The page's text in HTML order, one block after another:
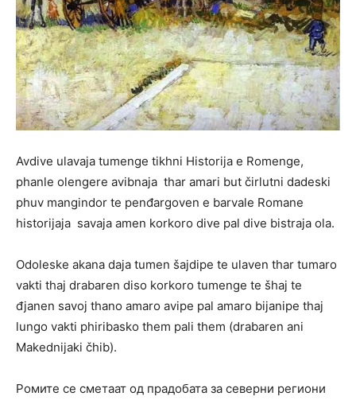
Avdive ulavaja tumenge tikhni Historija e Romenge,
phanle olengere avibnaja thar amari but čirlutni dadeski
phuv mangindor te penđargoven e barvale Romane
historijaja savaja amen korkoro dive pal dive bistraja ola.
Odoleske akana daja tumen šajdipe te ulaven thar tumaro
vakti thaj drabaren diso korkoro tumenge te šhaj te
đjanen savoj thano amaro avipe pal amaro bijanipe thaj
lungo vakti phiribasko them pali them (drabaren ani
Makednijaki čhib).
Ромите се сметаат од прадобата за северни региони